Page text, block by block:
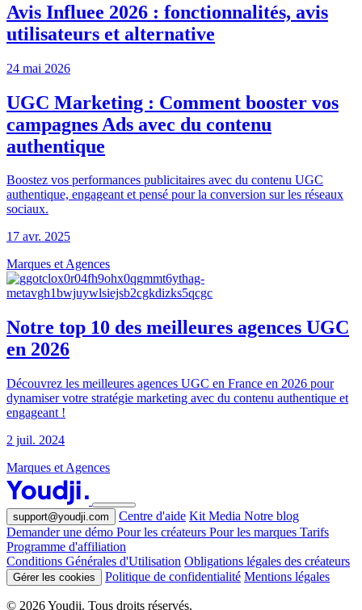
Avis Influee 2026 : fonctionnalités, avis
utilisateurs et alternative
24 mai 2026
UGC Marketing : Comment booster vos
campagnes Ads avec du contenu
authentique
Boostez vos performances publicitaires avec du contenu UGC
authentique, engageant et pensé pour la conversion sur les réseaux
sociaux.
17 avr. 2025
Marques et Agences
Notre top 10 des meilleures agences UGC
en 2026
Découvrez les meilleures agences UGC en France en 2026 pour
dynamiser votre stratégie marketing avec du contenu authentique et
engageant !
2 juil. 2024
Marques et Agences
support@youdji.com Centre d'aide Kit Media Notre blog
Demander une démo Pour les créateurs Pour les marques Tarifs
Programme d'affiliation
Conditions Générales d'Utilisation Obligations légales des créateurs
Gérer les cookies Politique de confidentialité Mentions légales
© 2026 Youdji. Tous droits réservés.